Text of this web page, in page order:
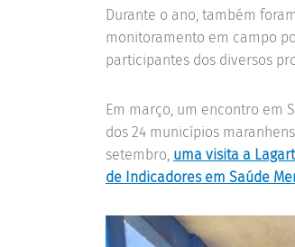
Durante o ano, também
monitoramento em campo
participantes dos diversos
Em março, um encontro em
dos 24 municípios
setembro, uma visita a
de Indicadores em Saúde